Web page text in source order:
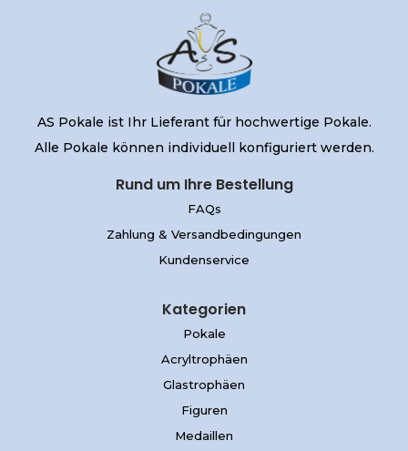
AS Pokale ist Ihr Lieferant für hochwertige Pokale.
Alle Pokale können individuell konfiguriert werden.
Rund um Ihre Bestellung
FAQs
Zahlung & Versandbedingungen
Kundenservice
Kategorien
Pokale
Acryltrophäen
Glastrophäen
Figuren
Medaillen